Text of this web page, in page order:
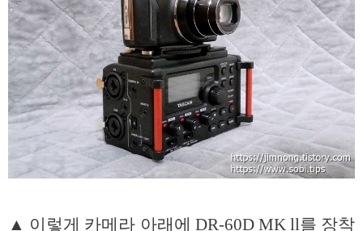
▲ 이렇게 카메라 아래에 DR-60D MK ll를 장착